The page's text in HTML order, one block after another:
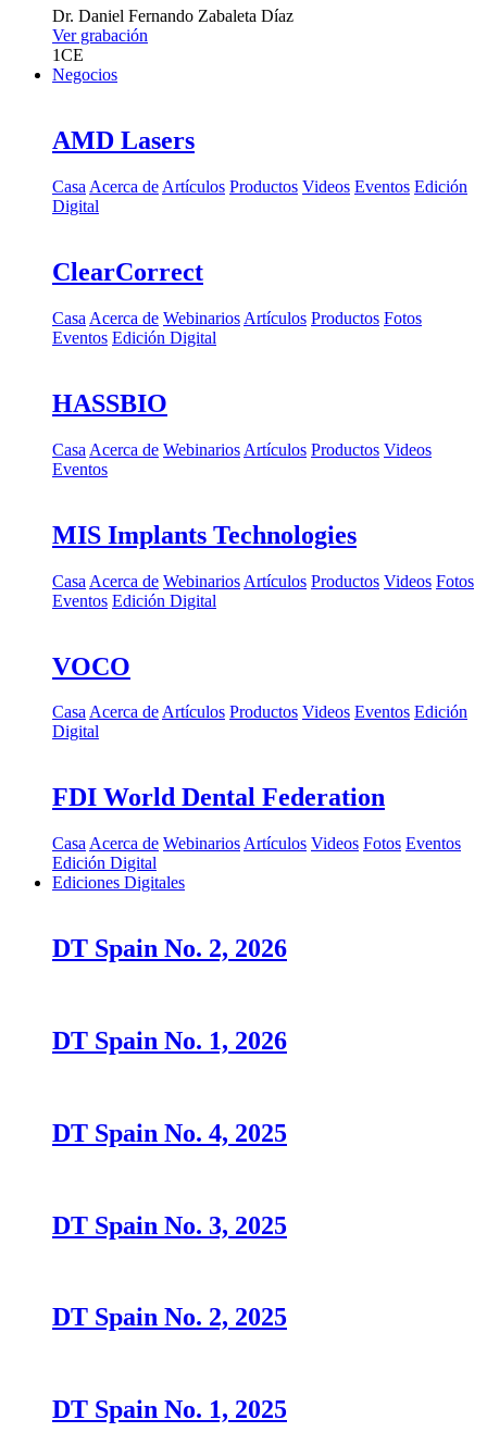
Dr. Daniel Fernando Zabaleta Díaz
Ver grabación
1CE
Negocios
AMD Lasers
Casa Acerca de Artículos Productos Videos Eventos Edición
Digital
ClearCorrect
Casa Acerca de Webinarios Artículos Productos Fotos
Eventos Edición Digital
HASSBIO
Casa Acerca de Webinarios Artículos Productos Videos
Eventos
MIS Implants Technologies
Casa Acerca de Webinarios Artículos Productos Videos Fotos
Eventos Edición Digital
VOCO
CasaAcerca deArtículos Productos Videos Eventos Edición
Digital
FDI World Dental Federation
Casa Acerca de Webinarios Artículos Videos Fotos Eventos
Edición Digital
Ediciones Digitales
DT Spain No. 2, 2026
DT Spain No. 1, 2026
DT Spain No. 4, 2025
DT Spain No. 3, 2025
DT Spain No. 2, 2025
DT Spain No. 1, 2025